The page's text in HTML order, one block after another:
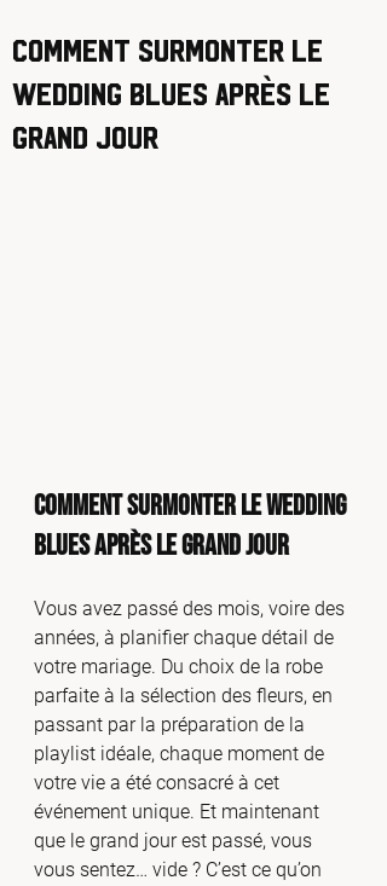
Comment surmonter le
Wedding Blues après le
grand jour
Comment surmonter le Wedding
Blues après le grand jour
Vous avez passé des mois, voire des
années, à planifier chaque détail de
votre mariage. Du choix de la robe
parfaite à la sélection des fleurs, en
passant par la préparation de la
playlist idéale, chaque moment de
votre vie a été consacré à cet
événement unique. Et maintenant
que le grand jour est passé, vous
vous sentez… vide ? C’est ce qu’on